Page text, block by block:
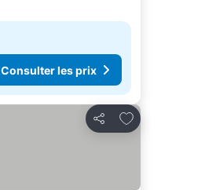
Consulter les prix
Partager
Ajouter à mes